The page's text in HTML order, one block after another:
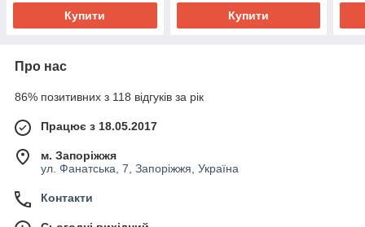
Купити Купити
Про нас
86% позитивних з 118 відгуків за рік
Працює з 18.05.2017
м. Запоріжжя
ул. Фанатська, 7, Запоріжжя, Україна
Контакти